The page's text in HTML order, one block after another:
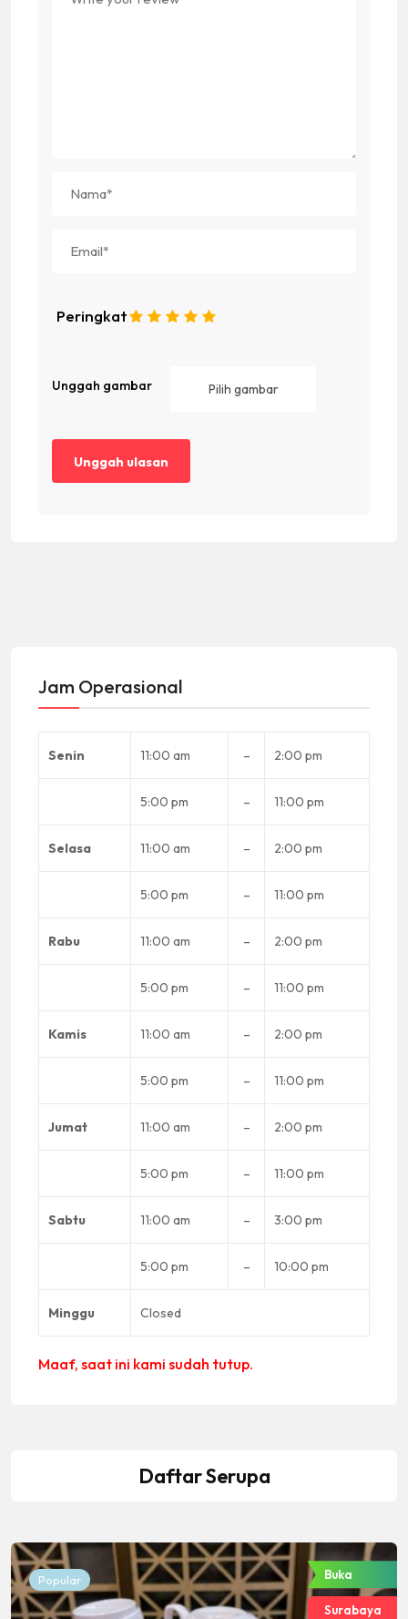
Peringkat 5
4
3
2
1
Unggah gambar Pilih gambar
Jam Operasional
Senin 11:00 am – 2:00 pm
5:00 pm – 11:00 pm
Selasa 11:00 am – 2:00 pm
5:00 pm – 11:00 pm
Rabu 11:00 am – 2:00 pm
5:00 pm – 11:00 pm
Kamis 11:00 am – 2:00 pm
5:00 pm – 11:00 pm
Jumat 11:00 am – 2:00 pm
5:00 pm – 11:00 pm
Sabtu 11:00 am – 3:00 pm
5:00 pm – 10:00 pm
Minggu Closed
Maaf, saat ini kami sudah tutup.
Daftar Serupa
Popular Buka
Surabaya